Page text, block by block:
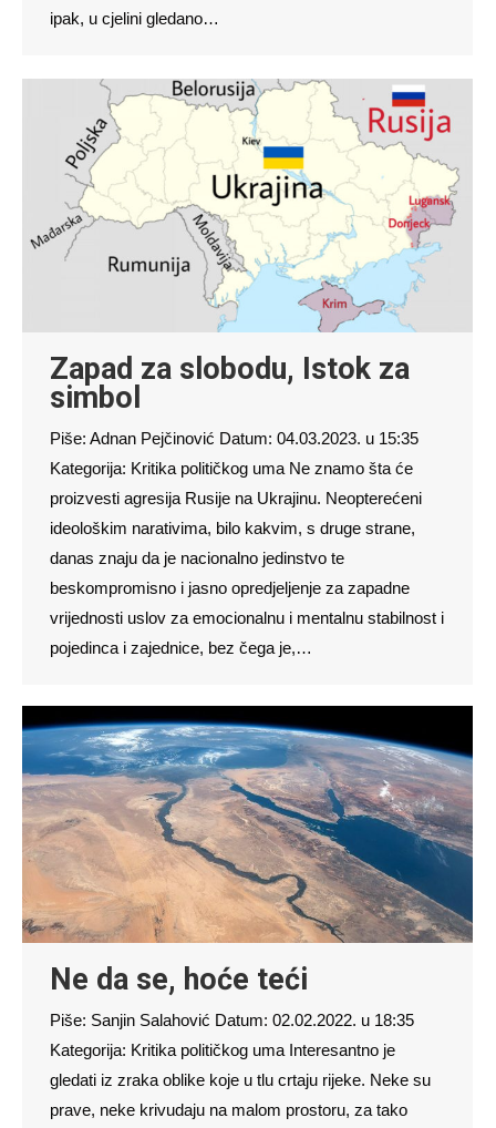
ipak, u cjelini gledano…
Zapad za slobodu, Istok za
simbol
Piše: Adnan Pejčinović Datum: 04.03.2023. u 15:35
Kategorija: Kritika političkog uma Ne znamo šta će
proizvesti agresija Rusije na Ukrajinu. Neopterećeni
ideološkim narativima, bilo kakvim, s druge strane,
danas znaju da je nacionalno jedinstvo te
beskompromisno i jasno opredjeljenje za zapadne
vrijednosti uslov za emocionalnu i mentalnu stabilnost i
pojedinca i zajednice, bez čega je,…
Ne da se, hoće teći
Piše: Sanjin Salahović Datum: 02.02.2022. u 18:35
Kategorija: Kritika političkog uma Interesantno je
gledati iz zraka oblike koje u tlu crtaju rijeke. Neke su
prave, neke krivudaju na malom prostoru, za tako